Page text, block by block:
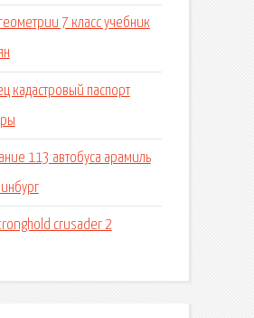
геометрии 7 класс учебник
кадастровый паспорт
113 автобуса арамиль
crusader 2